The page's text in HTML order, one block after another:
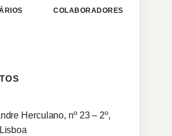
COLABORADORES
Herculano, nº 23 – 2º,